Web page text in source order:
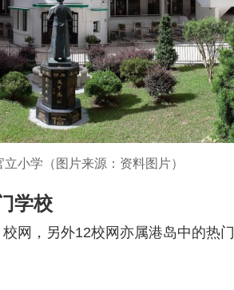
立小学（图片来源：资料图片）
学校
网，另外12校网亦属港岛中的热